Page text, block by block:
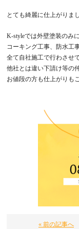
とても綺麗に仕上がりま
K-styleでは外壁塗装のみに
コーキング工事、防水工
全て自社施工で行わさせ
他社とは違い下請け等の
お値段の方も仕上がりも
« 前の記事へ